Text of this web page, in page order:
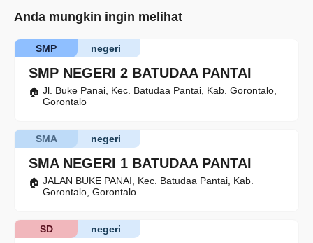
Anda mungkin ingin melihat
SMP NEGERI 2 BATUDAA PANTAI
negeri
SMP
Jl. Buke Panai, Kec. Batudaa Pantai, Kab. Gorontalo,
Gorontalo
SMA NEGERI 1 BATUDAA PANTAI
negeri
SMA
JALAN BUKE PANAI, Kec. Batudaa Pantai, Kab.
Gorontalo, Gorontalo
negeri
SD